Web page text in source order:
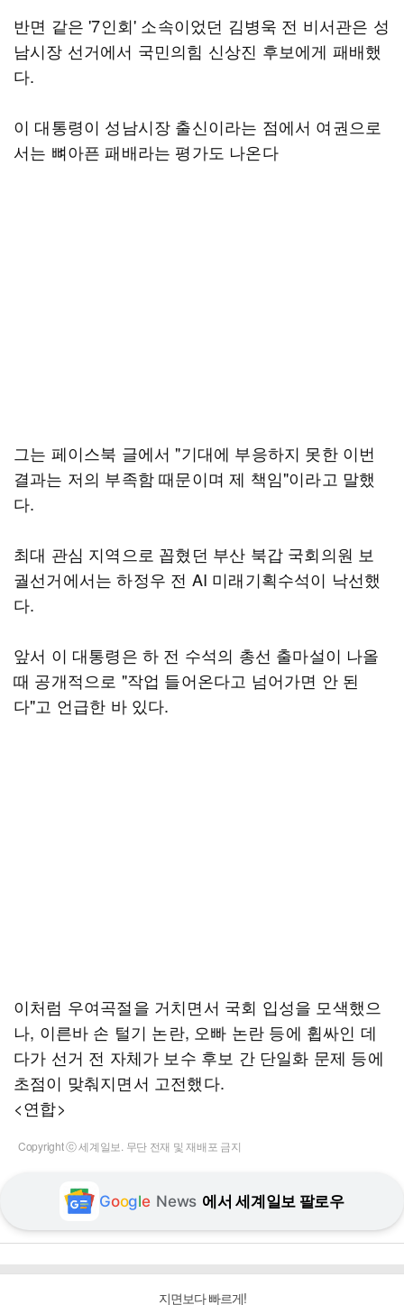
반면 같은 '7인회' 소속이었던 김병욱 전 비서관은 성
남시장 선거에서 국민의힘 신상진 후보에게 패배했
다.
이 대통령이 성남시장 출신이라는 점에서 여권으로
서는 뼈아픈 패배라는 평가도 나온다
그는 페이스북 글에서 "기대에 부응하지 못한 이번
결과는 저의 부족함 때문이며 제 책임"이라고 말했
다.
최대 관심 지역으로 꼽혔던 부산 북갑 국회의원 보
궐선거에서는 하정우 전 AI 미래기획수석이 낙선했
다.
앞서 이 대통령은 하 전 수석의 총선 출마설이 나올
때 공개적으로 "작업 들어온다고 넘어가면 안 된
다"고 언급한 바 있다.
이처럼 우여곡절을 거치면서 국회 입성을 모색했으
나, 이른바 손 털기 논란, 오빠 논란 등에 휩싸인 데
다가 선거 전 자체가 보수 후보 간 단일화 문제 등에
초점이 맞춰지면서 고전했다.
<연합>
Copyright ⓒ 세계일보. 무단 전재 및 재배포 금지
Google News 에서 세계일보 팔로우
지면보다 빠르게!